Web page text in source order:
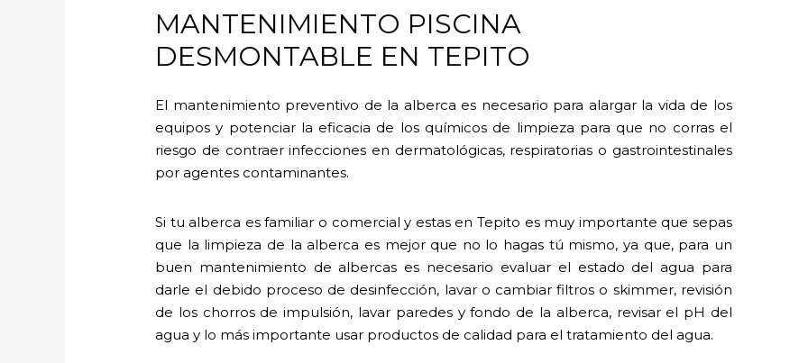
MANTENIMIENTO PISCINA
DESMONTABLE EN TEPITO
El mantenimiento preventivo de la alberca es necesario para alargar la vida de los
equipos y potenciar la eficacia de los químicos de limpieza para que no corras el
riesgo de contraer infecciones en dermatológicas, respiratorias o gastrointestinales
por agentes contaminantes.
Si tu alberca es familiar o comercial y estas en Tepito es muy importante que sepas
que la limpieza de la alberca es mejor que no lo hagas tú mismo, ya que, para un
buen mantenimiento de albercas es necesario evaluar el estado del agua para
darle el debido proceso de desinfección, lavar o cambiar filtros o skimmer, revisión
de los chorros de impulsión, lavar paredes y fondo de la alberca, revisar el pH del
agua y lo más importante usar productos de calidad para el tratamiento del agua.